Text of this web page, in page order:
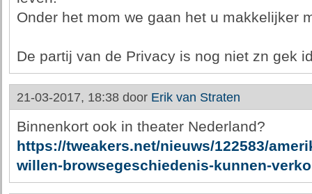
Onder het mom we gaan het u makkelijker
De partij van de Privacy is nog niet zn gek
21-03-2017, 18:38 door Erik van Straten
Binnenkort ook in theater Nederland?
https://tweakers.net/nieuws/122583/
willen-browsegeschiedenis-kunnen-